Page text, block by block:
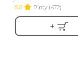
5.0
Pinty (472)